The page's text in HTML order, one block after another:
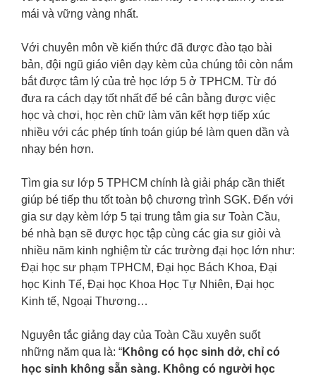
mái và vững vàng nhất.
Với chuyên môn về kiến thức đã được đào tạo bài
bản, đội ngũ giáo viên dạy kèm của chúng tôi còn nắm
bắt được tâm lý của trẻ học lớp 5 ở TPHCM. Từ đó
đưa ra cách dạy tốt nhất để bé cân bằng được việc
học và chơi, học rèn chữ làm văn kết hợp tiếp xúc
nhiều với các phép tính toán giúp bé làm quen dần và
nhạy bén hơn.
Tìm gia sư lớp 5 TPHCM chính là giải pháp cần thiết
giúp bé tiếp thu tốt toàn bộ chương trình SGK. Đến với
gia sư dạy kèm lớp 5 tại trung tâm gia sư Toàn Cầu,
bé nhà bạn sẽ được học tập cùng các gia sư giỏi và
nhiều năm kinh nghiệm từ các trường đại học lớn như:
Đại học sư phạm TPHCM, Đại học Bách Khoa, Đại
học Kinh Tế, Đại học Khoa Học Tự Nhiên, Đại học
Kinh tế, Ngoại Thương…
Nguyên tắc giảng dạy của Toàn Cầu xuyên suốt
những năm qua là: “Không có học sinh dở, chỉ có
học sinh không sẵn sàng. Không có người học